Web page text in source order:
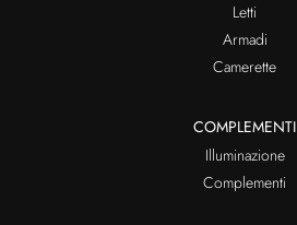
Letti
Armadi
Camerette
COMPLEMENTI
Illuminazione
Complementi